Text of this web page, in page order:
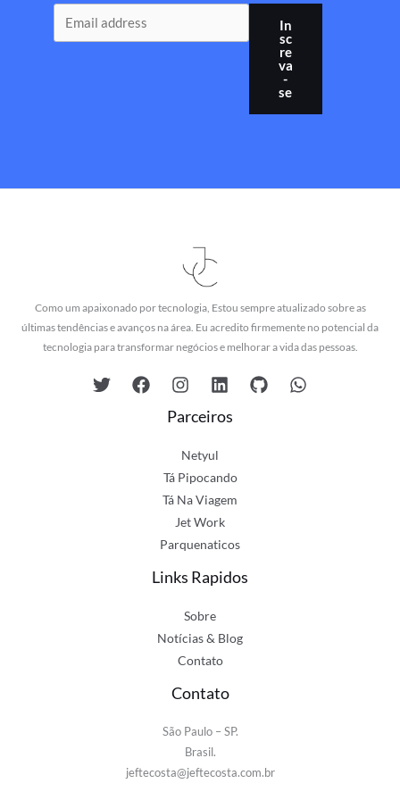
In
sc
re
va
-
se
Como um apaixonado por tecnologia, Estou sempre atualizado sobre as
últimas tendências e avanços na área. Eu acredito firmemente no potencial da
tecnologia para transformar negócios e melhorar a vida das pessoas.
Parceiros
Netyul
Tá Pipocando
Tá Na Viagem
Jet Work
Parquenaticos
Links Rapidos
Sobre
Notícias & Blog
Contato
Contato
São Paulo – SP.
Brasil.
jeftecosta@jeftecosta.com.br